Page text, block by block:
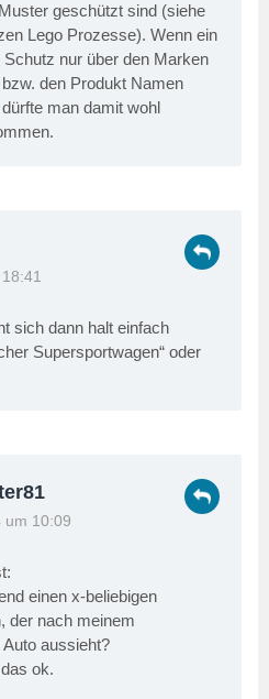
geschützt sind (siehe
Lego Prozesse). Wenn ein
Schutz nur über den Marken
den Produkt Namen
man damit wohl
sich dann halt einfach
Supersportwagen“ oder
um 10:09
einen x-beliebigen
der nach meinem
aussieht?
ok.